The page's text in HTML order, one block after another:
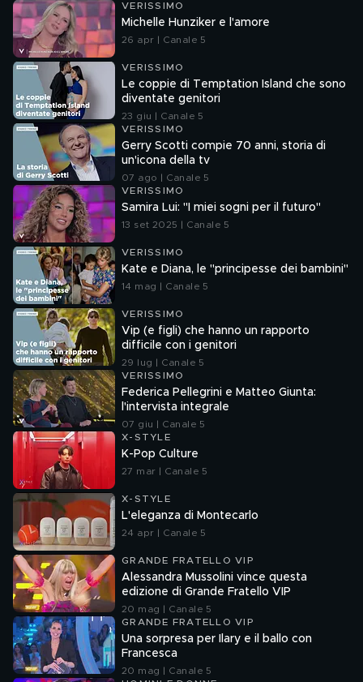
VERISSIMO
Michelle Hunziker e l'amore
26 apr | Canale 5
VERISSIMO
Le coppie di Temptation Island che sono
diventate genitori
23 giu | Canale 5
VERISSIMO
Gerry Scotti compie 70 anni, storia di
un'icona della tv
07 ago | Canale 5
VERISSIMO
Samira Lui: "I miei sogni per il futuro"
13 set 2025 | Canale 5
VERISSIMO
Kate e Diana, le "principesse dei bambini"
14 mag | Canale 5
VERISSIMO
Vip (e figli) che hanno un rapporto
difficile con i genitori
29 lug | Canale 5
VERISSIMO
Federica Pellegrini e Matteo Giunta:
l'intervista integrale
07 giu | Canale 5
X-STYLE
K-Pop Culture
27 mar | Canale 5
X-STYLE
L'eleganza di Montecarlo
24 apr | Canale 5
GRANDE FRATELLO VIP
Alessandra Mussolini vince questa
edizione di Grande Fratello VIP
20 mag | Canale 5
GRANDE FRATELLO VIP
Una sorpresa per Ilary e il ballo con
Francesca
20 mag | Canale 5